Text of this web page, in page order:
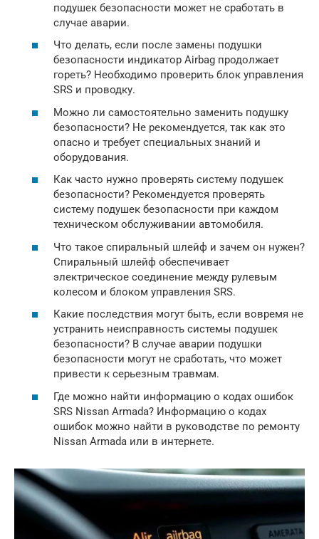
подушек безопасности может не сработать в
случае аварии.
Что делать, если после замены подушки
безопасности индикатор Airbag продолжает
гореть? Необходимо проверить блок управления
SRS и проводку.
Можно ли самостоятельно заменить подушку
безопасности? Не рекомендуется, так как это
опасно и требует специальных знаний и
оборудования.
Как часто нужно проверять систему подушек
безопасности? Рекомендуется проверять
систему подушек безопасности при каждом
техническом обслуживании автомобиля.
Что такое спиральный шлейф и зачем он нужен?
Спиральный шлейф обеспечивает
электрическое соединение между рулевым
колесом и блоком управления SRS.
Какие последствия могут быть, если вовремя не
устранить неисправность системы подушек
безопасности? В случае аварии подушки
безопасности могут не сработать, что может
привести к серьезным травмам.
Где можно найти информацию о кодах ошибок
SRS Nissan Armada? Информацию о кодах
ошибок можно найти в руководстве по ремонту
Nissan Armada или в интернете.